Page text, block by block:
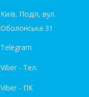
Київ, Поділ, вул.
Оболонська 31
Telegram
Viber - Тел.
Viber - ПК